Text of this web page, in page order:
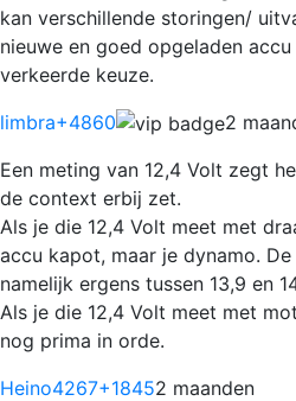
kan verschillende storingen/
nieuwe en goed opgeladen
verkeerde keuze.
limbra+4860
2
Een meting van 12,4 Volt zegt
de context erbij zet.
Als je die 12,4 Volt meet met
accu kapot, maar je dynamo.
namelijk ergens tussen 13,9 en
Als je die 12,4 Volt meet met
nog prima in orde.
Heino4267+18452 maanden